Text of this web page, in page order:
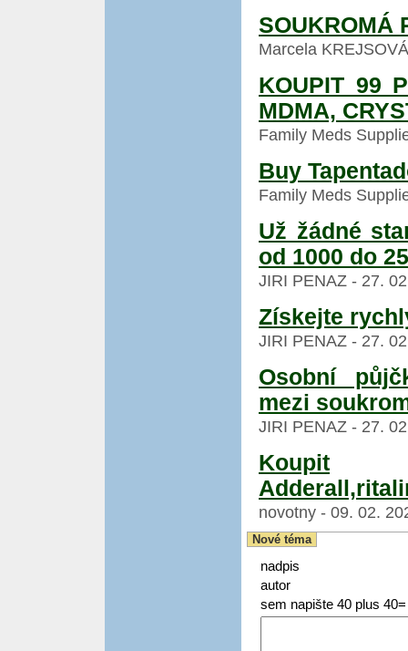
SOUKROMÁ
Marcela
KOUPIT 99
MDMA,
Family Meds
Buy
Family Meds
Už žádné
od 1000 do
JIRI PENAZ - 27.
Získejte
JIRI PENAZ - 27.
Osobní
mezi
JIRI PENAZ - 27.
Koupit
novotny - 09. 02.
Nové téma
nadpis
autor
sem napište 40 plus 40=